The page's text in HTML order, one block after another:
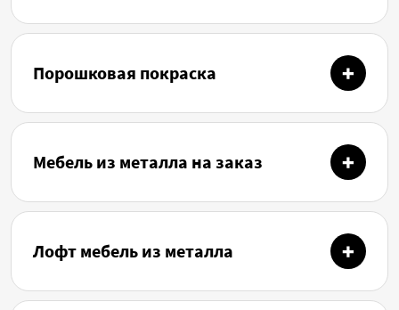
Порошковая покраска
Мебель из металла на заказ
Лофт мебель из металла